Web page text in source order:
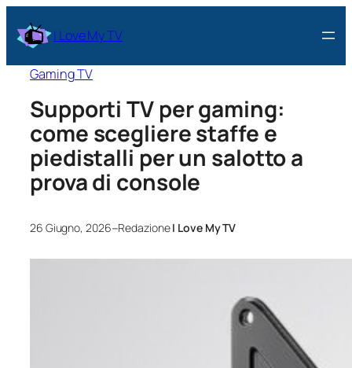
I Love My TV
Gaming TV
Supporti TV per gaming:
come scegliere staffe e
piedistalli per un salotto a
prova di console
26 Giugno, 2026–RedazioneI Love My TV